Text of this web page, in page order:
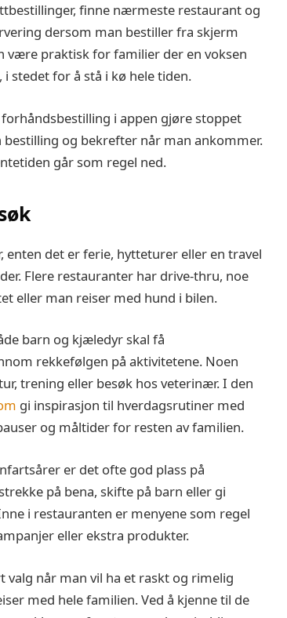
finne nærmeste restaurant og
dersom man bestiller fra skjerm
være praktisk for familier der en voksen
stedet for å stå i kø hele tiden.
i appen gjøre stoppet
og bekrefter når man ankommer.
går som regel ned.
enten det er ferie, hytteturer eller en travel
Flere restauranter har drive‑thru, noe
eller man reiser med hund i bilen.
barn og kjæledyr skal få
rekkefølgen på aktivitetene. Noen
trening eller besøk hos veterinær. I den
gi inspirasjon til hverdagsrutiner med
og måltider for resten av familien.
er det ofte god plass på
på bena, skifte på barn eller gi
i restauranten er menyene som regel
eller ekstra produkter.
valg når man vil ha et raskt og rimelig
med hele familien. Ved å kjenne til de